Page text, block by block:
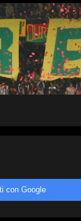
con Google